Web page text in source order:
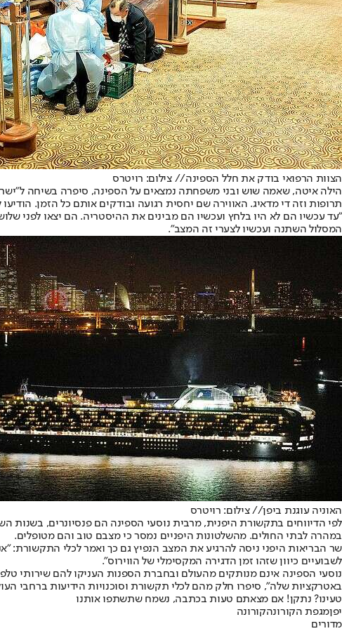
הצוות הרפואי בודק את חלל הספינה// צילום: רויטרס
הילה איטה, שאמה שוש ובני משפחתה נמצאים על הספינה, סיפרה בשיחה
תרופות וזה די מדאיג. האווירה שם יחסית רגועה ובודקים אותם כל הזמן.
"עד עכשיו הם לא היו בלחץ ועכשיו הם מבינים את ההיסטריה. הם יצאו לפני
המסלול השתנה ועכשיו לצערי זה המצב".
האוניה עוגנת ביפן// צילום: רויטרס
לפי הדיווחים בתקשורת היפנית, מרבית נוסעי הספינה הם פנסיונרים, בשנות
במהרה לבתי החולים. מהשלטונות היפניים נמסר כי מצבם טוב והם מטופלים.
שר הבריאות היפני ניסה להרגיע את המצב הנפיץ גם כך ואמר לכלי התקשורת:
לשבועיים כיוון שזהו זמן הדגירה המקסימלי של הווירוס".
נוסעי הספינה אינם מנותקים מהעולם ובחברת הספנות העניקו להם שירותי
באטרקציות שלה", סיפרו חלק מהם לכלי תקשורת וסוכנויות הידיעות ברחבי
טעינו? נתקן! אם מצאתם טעות בכתבה, נשמח שתשתפו אותנו
יפןמגפת הקורונהקורונה
מדורים